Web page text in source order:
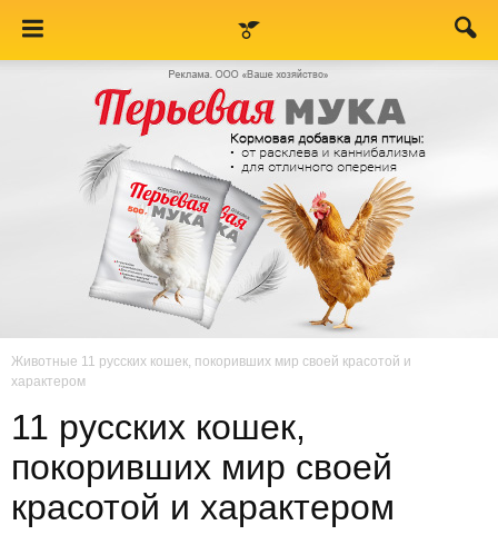
Животные 11 русских кошек, покоривших мир своей красотой и
характером
11 русских кошек,
покоривших мир своей
красотой и характером